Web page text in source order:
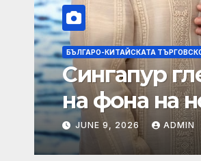
БЪЛГАРО-КИТАЙСКАТА
Доклад на
реалност за
бряг
JUNE 9, 2026 ADMIN